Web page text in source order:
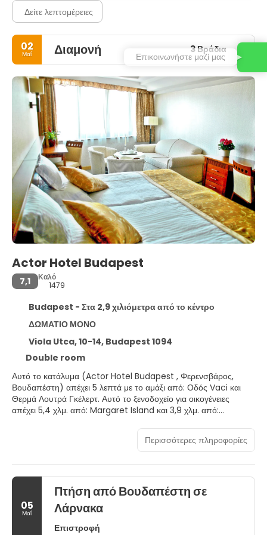
Δείτε λεπτομέρειες
02
Μαΐ Διαμονή 3 Βράδια
Actor Hotel Budapest
7,1
Καλό
1479
Budapest - Στα 2,9 χιλιόμετρα από το κέντρο
ΔΩΜΑΤΙΟ ΜΟΝΟ
Viola Utca, 10-14, Budapest 1094
Double room
Αυτό το κατάλυμα (Actor Hotel Budapest , Φερενσβάρος,
Βουδαπέστη) απέχει 5 λεπτά με το αμάξι από: Οδός Vaci και
Θερμά Λουτρά Γκέλερτ. Αυτό το ξενοδοχείο για οικογένειες
απέχει 5,4 χλμ. από: Margaret Island και 3,9 χλμ. από:
Χαρείτε τη θέα από τον κήπο και κάντε χρήση παροχών, όπως
δωρεάν ασύρματο ίντερνετ και βοήθεια για προγραμματισμό
ξεναγήσεων/αγορά εισιτηρίων.
Διαμείνετε σε ένα από τα 54 δωμάτιά μας, τα οποία διαθέτουν
τηλεοράσεις LCD. Το κρεβάτι σας (Select Comfort) διαθέτει
κλινοσκεπάσματα υψηλής ποιότητας (premium). Με τη
δωρεάν ενσύρματη κι ασύρματη πρόσβαση στο ίντερνετ θα είστε
Περισσότερες πληροφορίες
05
Μαΐ
Πτήση από Βουδαπέστη σε
Λάρνακα
Επιστροφή
Επικοινωνήστε μαζί μας